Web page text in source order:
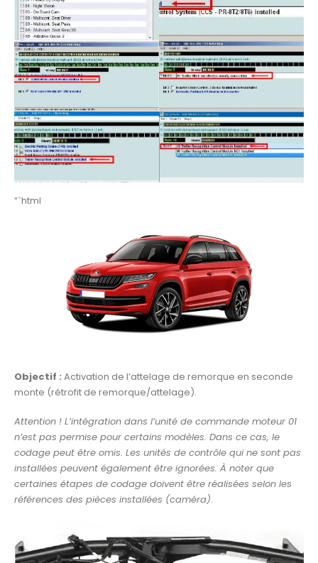
“`html
Objectif : Activation de l’attelage de remorque en seconde
monte (rétrofit de remorque/attelage).
Attention ! L’intégration dans l’unité de commande moteur 01
n’est pas permise pour certains modèles. Dans ce cas, le
codage peut être omis. Les unités de contrôle qui ne sont pas
installées peuvent également être ignorées. À noter que
certaines étapes de codage doivent être réalisées selon les
références des pièces installées (caméra).